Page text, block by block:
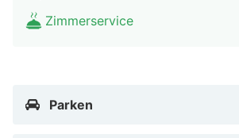
Graz – 1 km Landeszeughaus – 1 km
Augarten Art Hotel in Graz (Jakomini)
Zimmerservice
Parken